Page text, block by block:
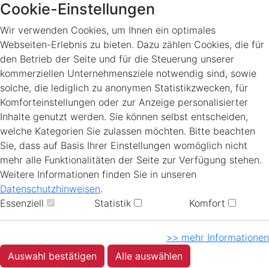
Cookie-Einstellungen
Wir verwenden Cookies, um Ihnen ein optimales
Webseiten-Erlebnis zu bieten. Dazu zählen Cookies, die für
den Betrieb der Seite und für die Steuerung unserer
kommerziellen Unternehmensziele notwendig sind, sowie
solche, die lediglich zu anonymen Statistikzwecken, für
Komforteinstellungen oder zur Anzeige personalisierter
Inhalte genutzt werden. Sie können selbst entscheiden,
welche Kategorien Sie zulassen möchten. Bitte beachten
Sie, dass auf Basis Ihrer Einstellungen womöglich nicht
mehr alle Funktionalitäten der Seite zur Verfügung stehen.
Weitere Informationen finden Sie in unseren
Datenschutzhinweisen.
Essenziell
Statistik Komfort
>> mehr Informationen
Auswahl bestätigen
Alle auswählen